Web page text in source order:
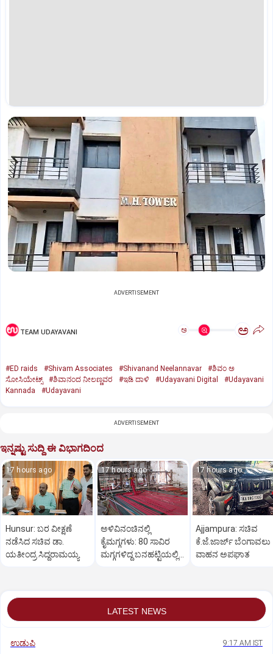
ADVERTISEMENT
TEAM UDAYAVANI ಅ ಅ
#ED raids #Shivam Associates #Shivanand Neelannavar
#ಶಿವಂ ಅ
ಸೋಸಿಯೇಟ್ಸ್
#ಶಿವಾನಂದ ನೀಲಣ್ಣವರ #ಇಡಿ ದಾಳಿ #Udayavani Digital
#Udayavani
Kannada
#Udayavani
ADVERTISEMENT
ಇನ್ನಷ್ಟು ಸುದ್ದಿ ಈ ವಿಭಾಗದಿಂದ
17 hours ago
Hunsur: ಬರ ವೀಕ್ಷಣೆ
ನಡೆಸಿದ ಸಚಿವ ಡಾ.
ಯತೀಂದ್ರ ಸಿದ್ದರಾಮಯ್ಯ
17 hours ago
ಅಳಿವಿನಂಚಿನಲ್ಲಿ
ಕೈಮಗ್ಗಗಳು: 80 ಸಾವಿರ
ಮಗ್ಗಗಳಿದ್ದ ಬನಹಟ್ಟಿಯಲ್ಲಿ
17 hours ago
Ajjampura: ಸಚಿವ
ಕೆ.ಜೆ.ಜಾರ್ಜ್ ಬೆಂಗಾವಲು
ವಾಹನ ಅಪಘಾತ
LATEST NEWS
ಉಡುಪಿ 9:17 AM IST